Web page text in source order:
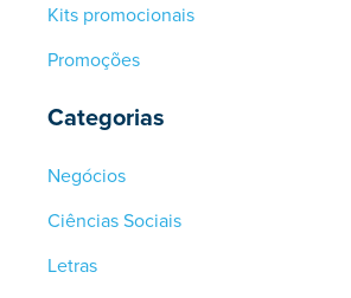
Kits promocionais
Promoções
Categorias
Negócios
Ciências Sociais
Letras